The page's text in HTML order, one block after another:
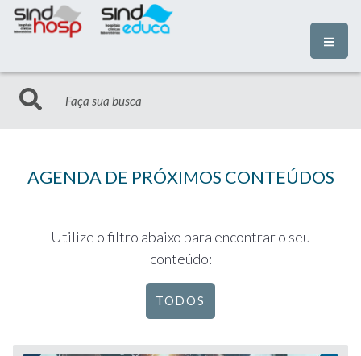
AGENDA DE PRÓXIMOS CONTEÚDOS
Utilize o filtro abaixo para encontrar o seu
conteúdo:
TODOS